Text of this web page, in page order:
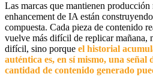
Las marcas que mantienen producción
enhancement de IA están
compuesta. Cada pieza de contenido
vuelve más difícil de replicar mañana,
difícil, sino porque el historial
auténtica es, en sí mismo, una
cantidad de contenido generado